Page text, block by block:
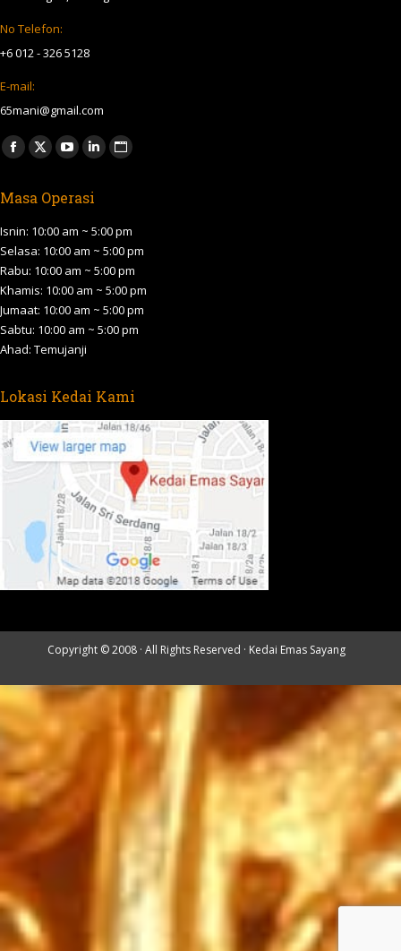
No Telefon:
+6 012 - 326 5128
E-mail:
65mani@gmail.com
Find us on:
Facebook
opens
in
new
window
X
opens
in
new
window
YouTube
opens
in
new
window
Linkedin
opens
in
new
window
Website
in
new
window
Masa Operasi
Isnin: 10:00 am ~ 5:00 pm
Selasa: 10:00 am ~ 5:00 pm
Rabu: 10:00 am ~ 5:00 pm
Khamis: 10:00 am ~ 5:00 pm
Jumaat: 10:00 am ~ 5:00 pm
Sabtu: 10:00 am ~ 5:00 pm
Ahad: Temujanji
Lokasi Kedai Kami
Copyright © 2008 · All Rights Reserved · Kedai Emas Sayang